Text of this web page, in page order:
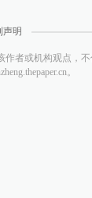
声明
者或机构观点，
。